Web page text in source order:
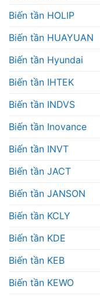
Biến tần HOLIP
Biến tần HUAYUAN
Biến tần Hyundai
Biến tần IHTEK
Biến tần INDVS
Biến tần Inovance
Biến tần INVT
Biến tần JACT
Biến tần JANSON
Biến tần KCLY
Biến tần KDE
Biến tần KEB
Biến tần KEWO